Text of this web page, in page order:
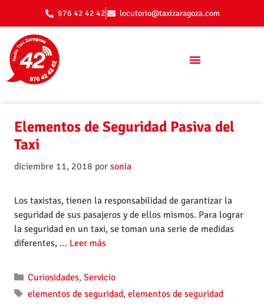
976 42 42 42 locutorio@taxizaragoza.com
Elementos de Seguridad Pasiva del
Taxi
diciembre 11, 2018 por sonia
Los taxistas, tienen la responsabilidad de garantizar la
seguridad de sus pasajeros y de ellos mismos. Para lograr
la seguridad en un taxi, se toman una serie de medidas
diferentes, … Leer más
Curiosidades, Servicio
elementos de seguridad, elementos de seguridad